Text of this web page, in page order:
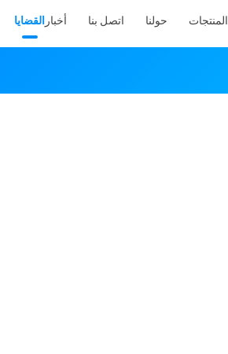
المنتجات حولنا اتصل بنا أخبار القضايا